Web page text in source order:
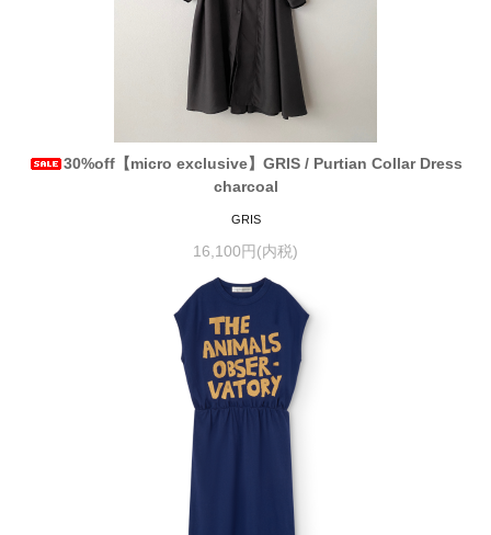
30%off【micro exclusive】GRIS / Purtian Collar Dress
charcoal
GRIS
16,100円(内税)